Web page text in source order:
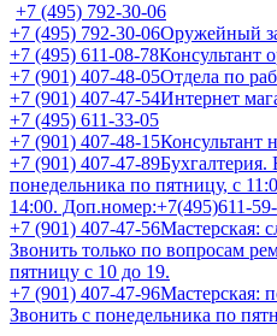
+7 (495) 792-30-06
+7 (495) 792-30-06Оружейный
+7 (495) 611-08-78Консультант
+7 (901) 407-48-05Отдела по
+7 (901) 407-47-54Интернет
+7 (495) 611-33-05
+7 (901) 407-48-15Консультант
+7 (901) 407-47-89Бухгалтерия.
понедельника по пятницу, с
14:00. Доп.номер:+7(495)611-
+7 (901) 407-47-56Мастерская:
Звонить только по вопросам
пятницу с 10 до 19.
+7 (901) 407-47-96Мастерская:
Звонить с понедельника по